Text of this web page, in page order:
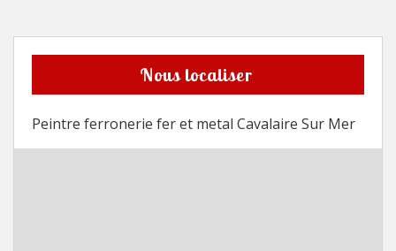
Nous localiser
Peintre ferronerie fer et metal Cavalaire Sur Mer